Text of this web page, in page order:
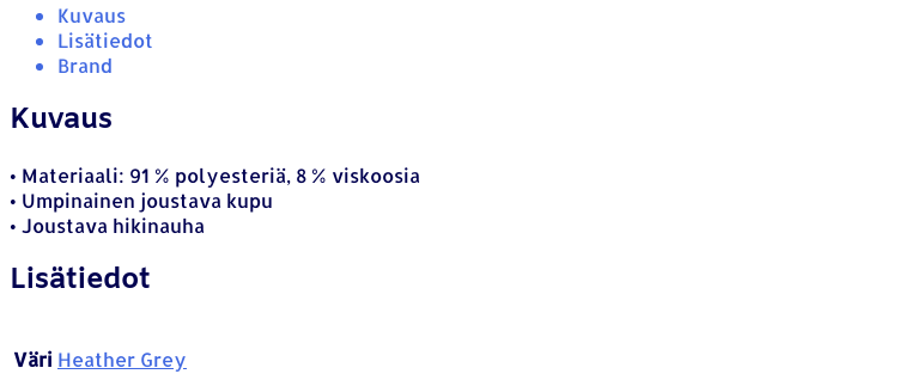
Kuvaus
Lisätiedot
Brand
Kuvaus
• Materiaali: 91 % polyesteriä, 8 % viskoosia
• Umpinainen joustava kupu
• Joustava hikinauha
Lisätiedot
Väri Heather Grey